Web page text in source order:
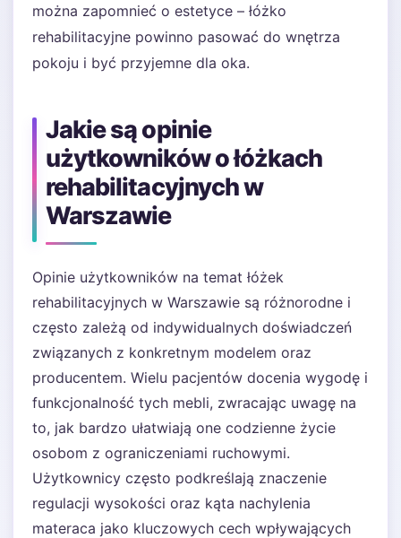
można zapomnieć o estetyce – łóżko
rehabilitacyjne powinno pasować do wnętrza
pokoju i być przyjemne dla oka.
Jakie są opinie
użytkowników o łóżkach
rehabilitacyjnych w
Warszawie
Opinie użytkowników na temat łóżek
rehabilitacyjnych w Warszawie są różnorodne i
często zależą od indywidualnych doświadczeń
związanych z konkretnym modelem oraz
producentem. Wielu pacjentów docenia wygodę i
funkcjonalność tych mebli, zwracając uwagę na
to, jak bardzo ułatwiają one codzienne życie
osobom z ograniczeniami ruchowymi.
Użytkownicy często podkreślają znaczenie
regulacji wysokości oraz kąta nachylenia
materaca jako kluczowych cech wpływających